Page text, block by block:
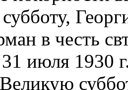
в честь
31 июля 1930